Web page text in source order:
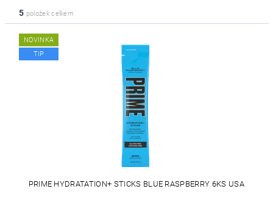
5 položek celkem
NOVINKA
TIP
PRIME HYDRATATION+ STICKS BLUE RASPBERRY 6KS USA